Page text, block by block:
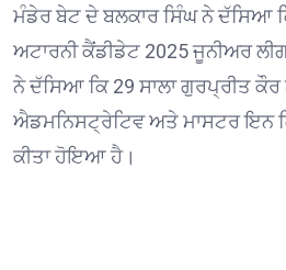
ਮੰਡੇਰ ਬੇਟ ਦੇ ਬਲਕਾਰ ਸਿੰਘ ਨੇ ਦੱਸਿਆ
ਅਟਾਰਨੀ ਕੈਂਡੀਡੇਟ 2025 ਜੂਨੀਅਰ
ਨੇ ਦੱਸਿਆ ਕਿ 29 ਸਾਲਾ ਗੁਰਪ੍ਰੀਤ
ਐਡਮਨਿਸਟ੍ਰੇਟਿਵ ਅਤੇ ਮਾਸਟਰ ਇਨ
ਕੀਤਾ ਹੋਇਆ ਹੈ।